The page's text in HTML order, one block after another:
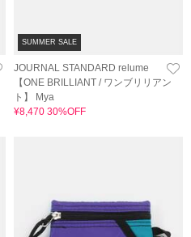
SUMMER SALE
JOURNAL STANDARD relume
【ONE BRILLIANT / ワンブリリアン
ト】 Mya
¥8,470 30%OFF